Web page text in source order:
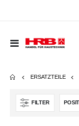
Navigation
ERSATZTEILE
FILTER